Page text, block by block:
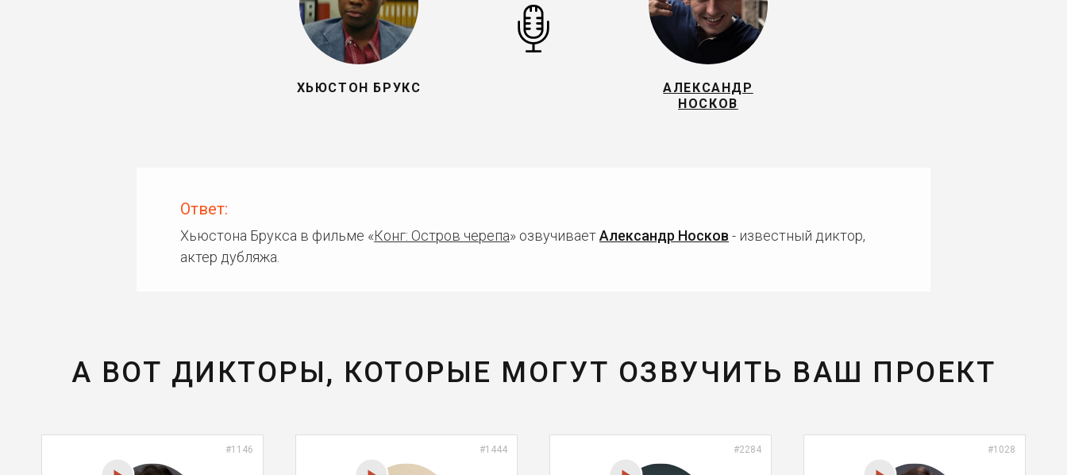
ХЬЮСТОН БРУКС
АЛЕКСАНДР
НОСКОВ
Ответ:
Хьюстона Брукса в фильме «Конг: Остров черепа» озвучиваетАлександр Носков - известный диктор,
актер дубляжа.
А ВОТ ДИКТОРЫ, КОТОРЫЕ МОГУТ ОЗВУЧИТЬ ВАШ ПРОЕКТ
#1146 #1444 #2284 #1028